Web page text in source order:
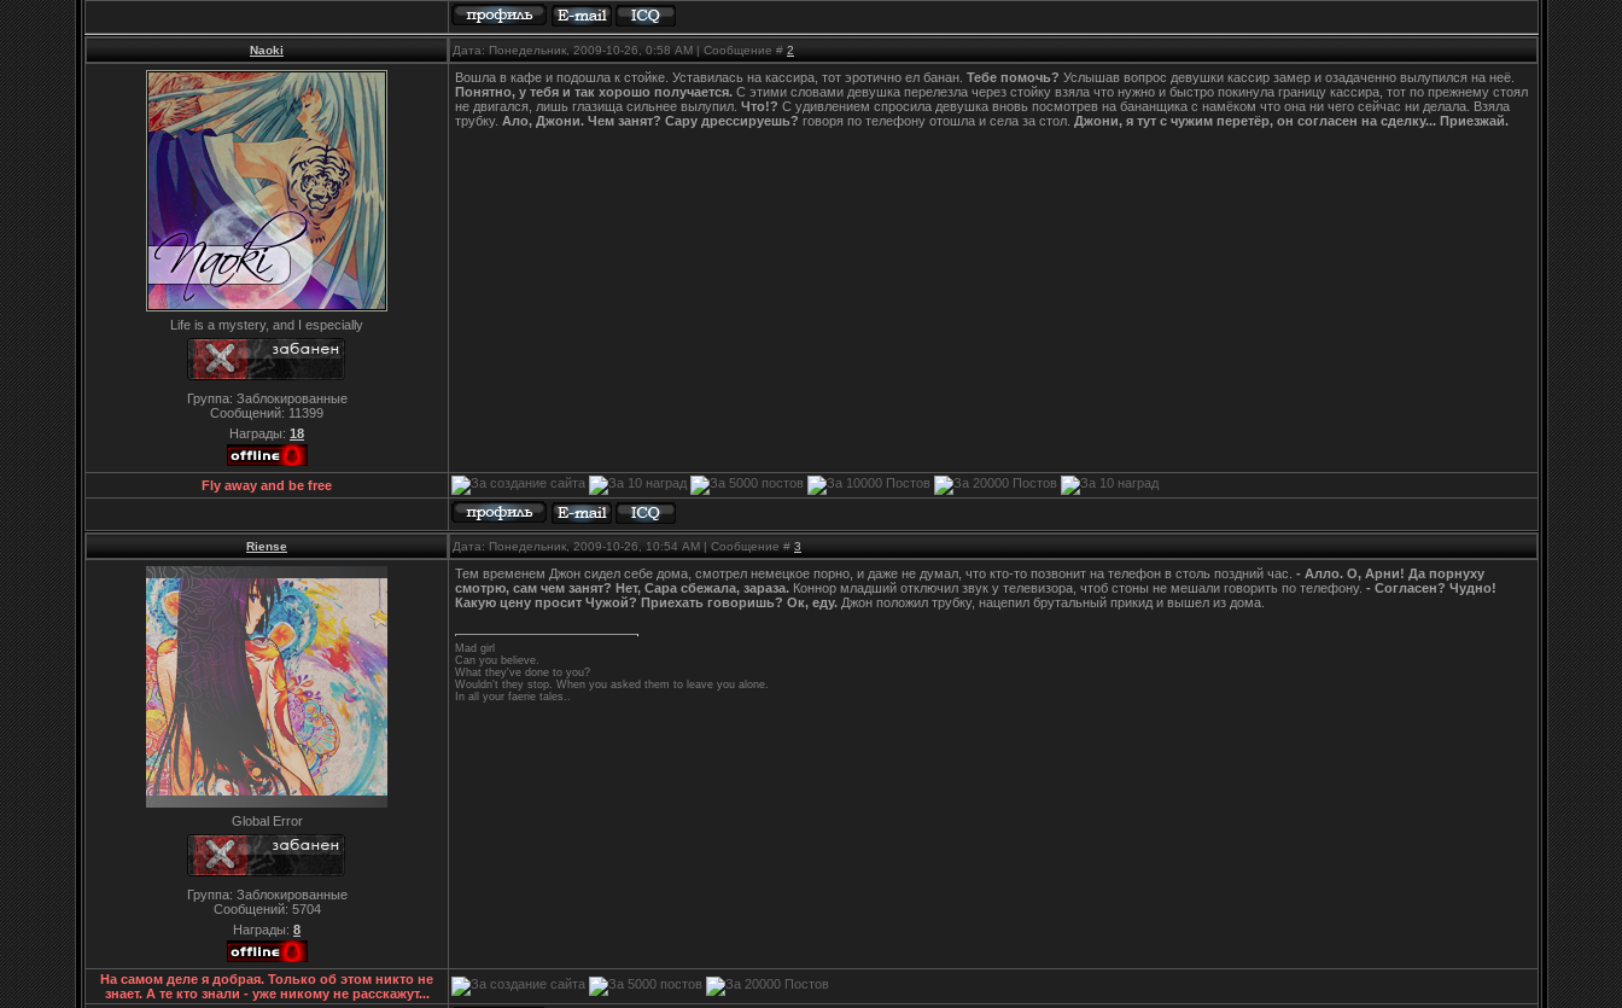
Naoki Дата: Понедельник, 2009-10-26, 0:58 AM | Сообщение # 2
Life is a mystery, and I especially
Группа: Заблокированные
Сообщений: 11399
Награды: 18
Вошла в кафе и подошла к стойке. Уставилась на кассира, тот эротично ел банан. Тебе помочь? Услышав вопрос девушки кассир замер и озадаченно вылупился на неё.
Понятно, у тебя и так хорошо получается. С этими словами девушка перелезла через стойку взяла что нужно и быстро покинула границу кассира, тот по прежнему стоял
не двигался, лишь глазища сильнее вылупил. Что!? С удивлением спросила девушка вновь посмотрев на бананщика с намёком что она ни чего сейчас ни делала. Взяла
трубку. Ало, Джони. Чем занят? Сару дрессируешь? говоря по телефону отошла и села за стол. Джони, я тут с чужим перетёр, он согласен на сделку... Приезжай.
Fly away and be free
Riense Дата: Понедельник, 2009-10-26, 10:54 AM | Сообщение # 3
Global Error
Группа: Заблокированные
Сообщений: 5704
Награды: 8
Тем временем Джон сидел себе дома, смотрел немецкое порно, и даже не думал, что кто-то позвонит на телефон в столь поздний час. - Алло. О, Арни! Да порнуху
смотрю, сам чем занят? Нет, Сара сбежала, зараза. Коннор младший отключил звук у телевизора, чтоб стоны не мешали говорить по телефону. - Согласен? Чудно!
Какую цену просит Чужой? Приехать говоришь? Ок, еду. Джон положил трубку, нацепил брутальный прикид и вышел из дома.
Mad girl
Can you believe.
What they've done to you?
Wouldn't they stop. When you asked them to leave you alone.
In all your faerie tales..
На самом деле я добрая. Только об этом никто не
знает. А те кто знали - уже никому не расскажут...